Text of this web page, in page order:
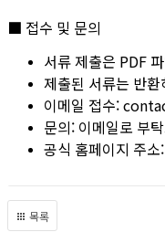
■ 접수 및 문의
서류 제출은 PDF
제출된 서류는 반
이메일 접수:
문의: 이메일로 부
공식 홈페이지 주
목록